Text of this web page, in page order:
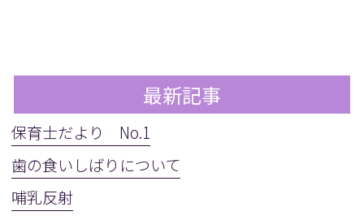
最新記事
保育士だより No.1
歯の食いしばりについて
哺乳反射